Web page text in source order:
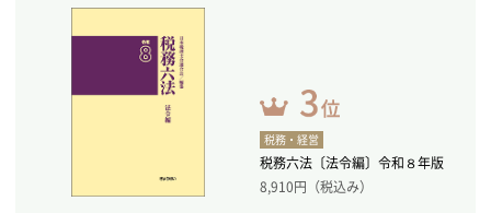
税務・経営
税務六法〔法令編〕令和８年版
8,910円（税込み）